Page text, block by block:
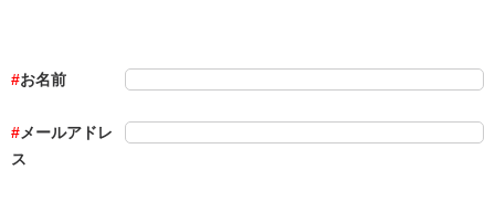
お名前
メールアドレ
ス